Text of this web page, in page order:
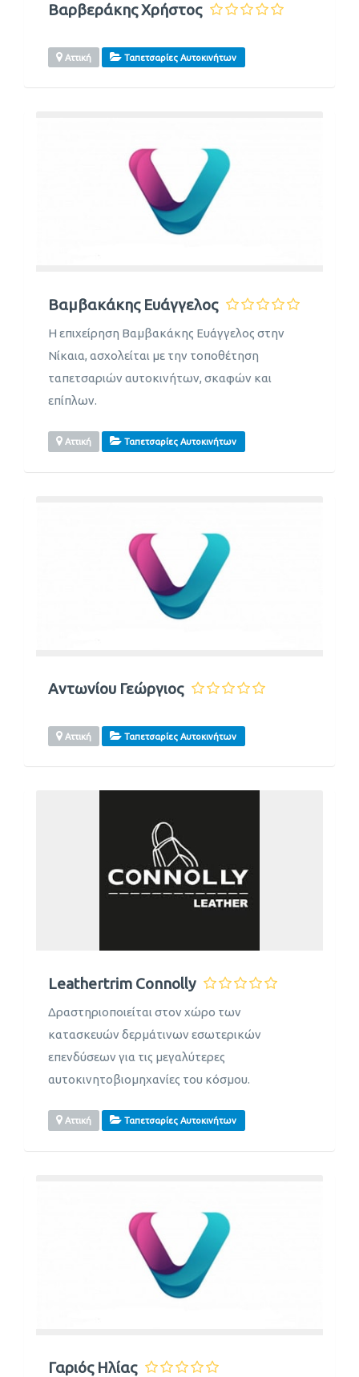
Βαρβεράκης Χρήστος
Αττική Ταπετσαρίες Αυτοκινήτων
Βαμβακάκης Ευάγγελος
Η επιχείρηση Βαμβακάκης Ευάγγελος στην
Νίκαια, ασχολείται με την τοποθέτηση
ταπετσαριών αυτοκινήτων, σκαφών και
επίπλων.
Αττική Ταπετσαρίες Αυτοκινήτων
Αντωνίου Γεώργιος
Αττική Ταπετσαρίες Αυτοκινήτων
Leathertrim Connolly
Δραστηριοποιείται στον χώρο των
κατασκευών δερμάτινων εσωτερικών
επενδύσεων για τις μεγαλύτερες
αυτοκινητοβιομηχανίες του κόσμου.
Αττική Ταπετσαρίες Αυτοκινήτων
Γαριός Ηλίας